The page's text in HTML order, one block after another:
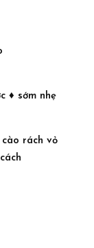
♦ sớm nhẹ
rách vỏ